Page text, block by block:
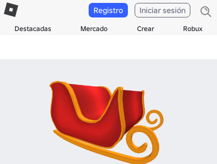
Destacadas Mercado Crear Robux
Registro Iniciar sesión